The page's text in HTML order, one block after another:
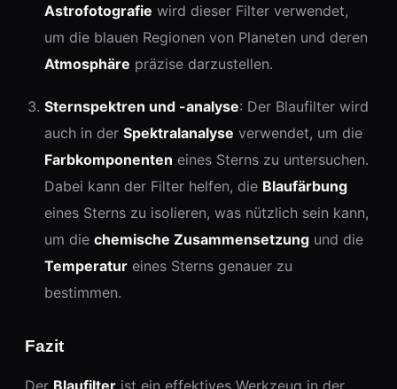
Astrofotografie wird dieser Filter verwendet,
um die blauen Regionen von Planeten und deren
Atmosphäre präzise darzustellen.
Sternspektren und -analyse: Der Blaufilter wird
auch in der Spektralanalyse verwendet, um die
Farbkomponenten eines Sterns zu untersuchen.
Dabei kann der Filter helfen, die Blaufärbung
eines Sterns zu isolieren, was nützlich sein kann,
um die chemische Zusammensetzung und die
Temperatur eines Sterns genauer zu
bestimmen.
Fazit
Der Blaufilter ist ein effektives Werkzeug in der